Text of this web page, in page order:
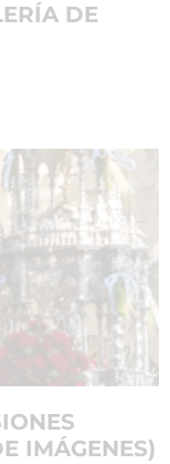
DE
IMÁGENES)